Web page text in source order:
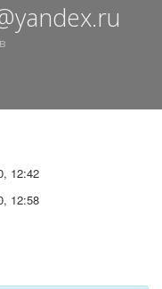
12:42
12:58